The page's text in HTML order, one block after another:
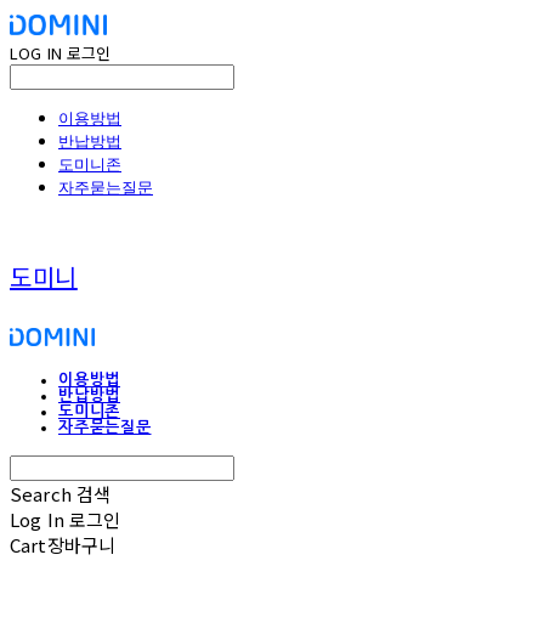
LOG IN 로그인
이용방법
반납방법
도미니존
자주묻는질문
도미니
이용방법
반납방법
도미니존
자주묻는질문
Search 검색
Log In로그인
Cart장바구니